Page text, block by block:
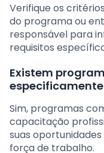
Verifique os
do programa ou
responsável para
requisitos
Existem
Sim, programas
capacitação
suas
força de trabalho.